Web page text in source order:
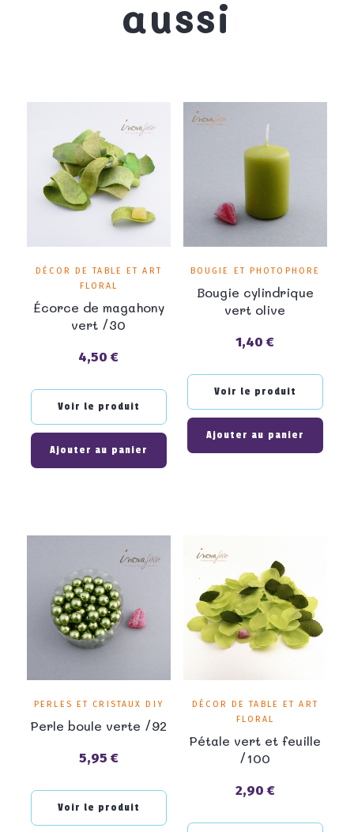
aussi
DÉCOR DE TABLE ET ART
FLORAL
Écorce de magahony
vert /30
Prix
4,50 €
Voir le produit
Ajouter au panier
BOUGIE ET PHOTOPHORE
Bougie cylindrique
vert olive
Prix
1,40 €
Voir le produit
Ajouter au panier
PERLES ET CRISTAUX DIY
Perle boule verte /92
Prix
5,95 €
Voir le produit
DÉCOR DE TABLE ET ART
FLORAL
Pétale vert et feuille
/100
Prix
2,90 €